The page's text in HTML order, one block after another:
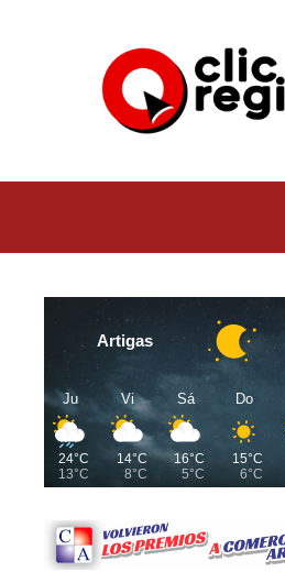
Artigas
Ju
24°C
13°C
Vi
14°C
8°C
Sá
16°C
5°C
Do
15°C
6°C